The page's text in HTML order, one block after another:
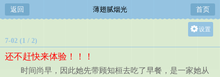
返回 薄翅腻烟光 首页
设置
中
7-02 (1 / 2)
还不赶快来体验！！！
时间尚早，因此她先带顾知桓去吃了早餐，是一家她从